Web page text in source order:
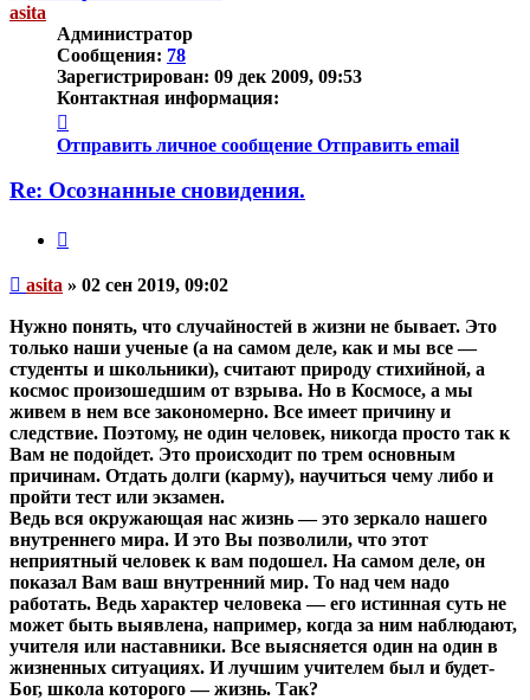
asita
Администратор
Сообщения: 78
Зарегистрирован: 09 дек 2009, 09:53
Контактная информация:
информация
пользователя
Отправить личное сообщение Отправить email
Re: Осознанные сновидения.
Непрочитанное
asita » 02 сен 2019, 09:02
Нужно понять, что случайностей в жизни не бывает. Это
только наши ученые (а на самом деле, как и мы все —
студенты и школьники), считают природу стихийной, а
космос произошедшим от взрыва. Но в Космосе, а мы
живем в нем все закономерно. Все имеет причину и
следствие. Поэтому, не один человек, никогда просто так к
Вам не подойдет. Это происходит по трем основным
причинам. Отдать долги (карму), научиться чему либо и
пройти тест или экзамен.
Ведь вся окружающая нас жизнь — это зеркало нашего
внутреннего мира. И это Вы позволили, что этот
неприятный человек к вам подошел. На самом деле, он
показал Вам ваш внутренний мир. То над чем надо
работать. Ведь характер человека — его истинная суть не
может быть выявлена, например, когда за ним наблюдают,
учителя или наставники. Все выясняется один на один в
жизненных ситуациях. И лучшим учителем был и будет-
Бог, школа которого — жизнь. Так?